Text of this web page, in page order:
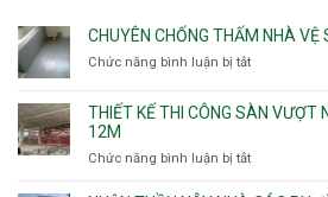
CHUYÊN CHỐNG THẤM NHÀ VỆ
Chức năng bình luận bị tắt
chống
thấm
THIẾT KẾ THI CÔNG SÀN
12M
Chức năng bình luận bị tắt